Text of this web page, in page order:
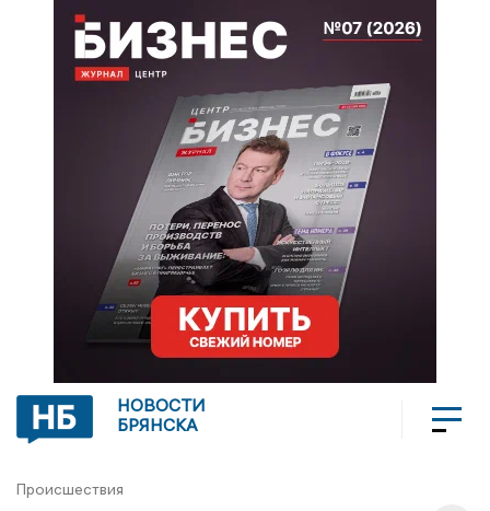
НОВОСТИ
БРЯНСКА
Происшествия